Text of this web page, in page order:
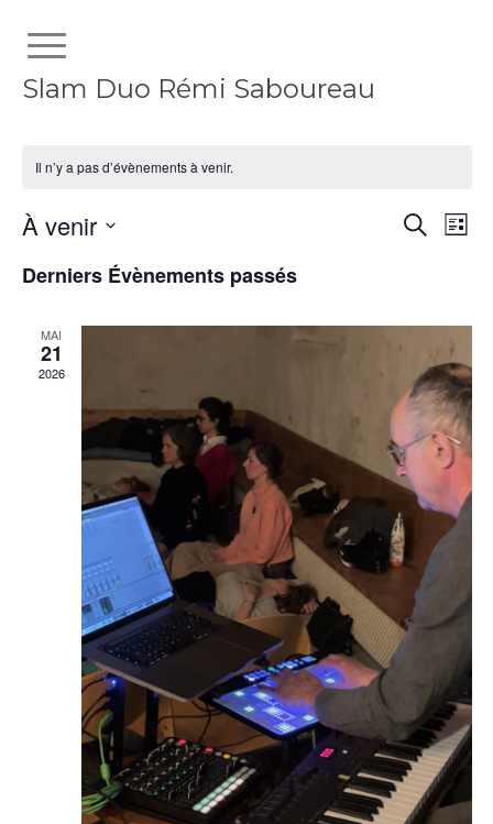
Slam Duo Rémi Saboureau
Il n’y a pas d’évènements à venir.
de
vues
de
Liste
À venir
une
Derniers Évènements passés
MAI
21
2026